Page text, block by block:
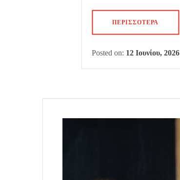
ΠΕΡΙΣΣΌΤΕΡΑ
Posted on: 12 Ιουνίου, 2026